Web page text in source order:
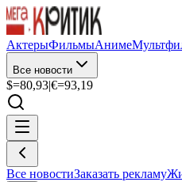
АктерыФильмыАниме
Все новости
$=80,93|€=93,19
Все новостиЗаказать рекламу